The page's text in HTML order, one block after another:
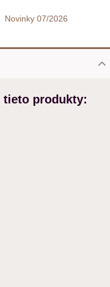
Novinky 07/2026
tieto produkty: